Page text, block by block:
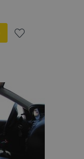
lista
desideri